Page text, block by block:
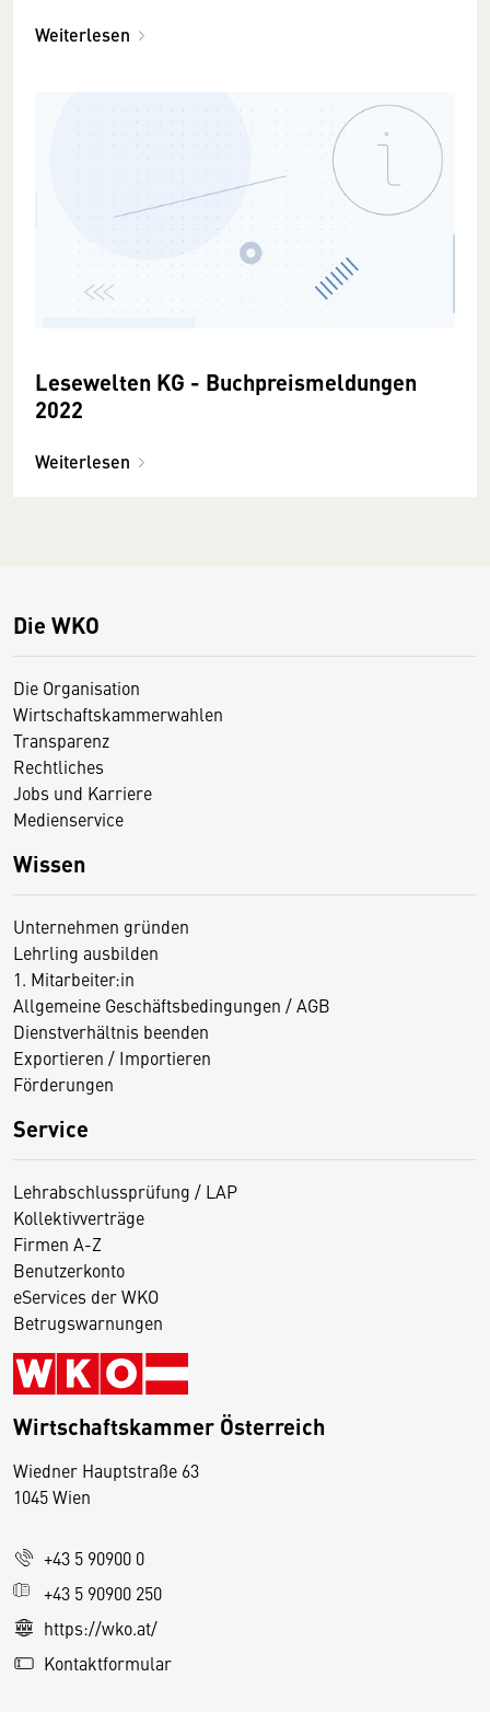
Weiterlesen
Lesewelten KG - Buchpreismeldungen
2022
Weiterlesen
Die WKO
Die Organisation
Wirtschaftskammerwahlen
Transparenz
Rechtliches
Jobs und Karriere
Medienservice
Wissen
Unternehmen gründen
Lehrling ausbilden
1. Mitarbeiter:in
Allgemeine Geschäftsbedingungen / AGB
Dienstverhältnis beenden
Exportieren / Importieren
Förderungen
Service
Lehrabschlussprüfung / LAP
Kollektivverträge
Firmen A-Z
Benutzerkonto
eServices der WKO
Betrugswarnungen
Wirtschaftskammer Österreich
Wiedner Hauptstraße 63
1045 Wien
+43 5 90900 0
+43 5 90900 250
https://wko.at/
Kontaktformular
D
s
e
S
e